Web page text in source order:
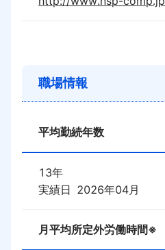
職場情報
平均勤続年数
13年
実績日 2026年04月
月平均所定外労働時間※